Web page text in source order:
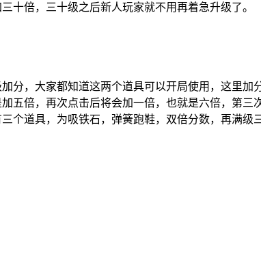
十倍，三十级之后新人玩家就不用再着急升级了。
分，大家都知道这两个道具可以开局使用，这里
五倍，再次点击后将会加一倍，也就是六倍，第
个道具，为吸铁石，弹簧跑鞋，双倍分数，再满级